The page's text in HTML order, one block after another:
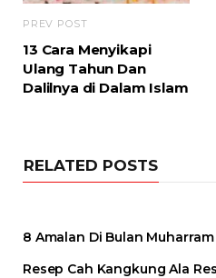
PREV POST
13 Cara Menyikapi
Ulang Tahun Dan
Dalilnya di Dalam Islam
RELATED POSTS
8 Amalan Di Bulan
Resep Cah Kangkung Ala